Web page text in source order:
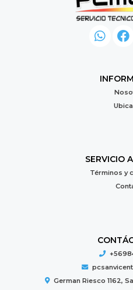
SERVICIO
Términos y
German Riesco 1162,